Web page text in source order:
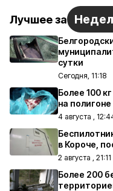
Лучшее за
сутки
Сегодня, 11:18
Более 100
на
4 августа ,
в Короче,
2 августа , 21:11
Более 200